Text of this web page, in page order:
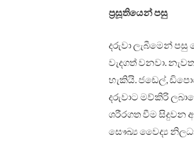
ප්‍රසූතියෙන් පසු
දරුවා ලැබීමෙන්
වැදගත් වනවා.
හැකියි. ජඩෙල්,
දරුවාට මව්කිරි
ශරීරගත වීම සිදුවන
සෞඛ්‍ය වෛද්‍ය